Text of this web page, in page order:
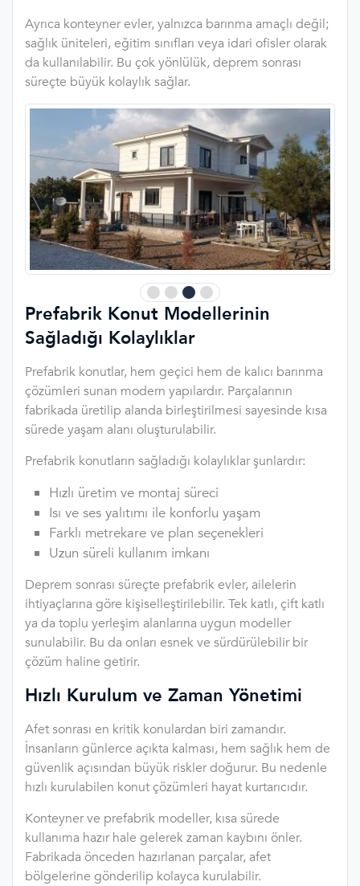
Ayrıca konteyner evler, yalnızca barınma amaçlı değil;
sağlık üniteleri, eğitim sınıfları veya idari ofisler olarak
da kullanılabilir. Bu çok yönlülük, deprem sonrası
süreçte büyük kolaylık sağlar.
Prefabrik Konut Modellerinin
Sağladığı Kolaylıklar
Prefabrik konutlar, hem geçici hem de kalıcı barınma
çözümleri sunan modern yapılardır. Parçalarının
fabrikada üretilip alanda birleştirilmesi sayesinde kısa
sürede yaşam alanı oluşturulabilir.
Prefabrik konutların sağladığı kolaylıklar şunlardır:
Hızlı üretim ve montaj süreci
Isı ve ses yalıtımı ile konforlu yaşam
Farklı metrekare ve plan seçenekleri
Uzun süreli kullanım imkanı
Deprem sonrası süreçte prefabrik evler, ailelerin
ihtiyaçlarına göre kişiselleştirilebilir. Tek katlı, çift katlı
ya da toplu yerleşim alanlarına uygun modeller
sunulabilir. Bu da onları esnek ve sürdürülebilir bir
çözüm haline getirir.
Hızlı Kurulum ve Zaman Yönetimi
Afet sonrası en kritik konulardan biri zamandır.
İnsanların günlerce açıkta kalması, hem sağlık hem de
güvenlik açısından büyük riskler doğurur. Bu nedenle
hızlı kurulabilen konut çözümleri hayat kurtarıcıdır.
Konteyner ve prefabrik modeller, kısa sürede
kullanıma hazır hale gelerek zaman kaybını önler.
Fabrikada önceden hazırlanan parçalar, afet
bölgelerine gönderilip kolayca kurulabilir.